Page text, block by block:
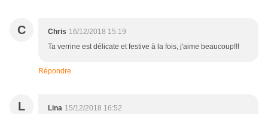
C Chris 16/12/2018 15:19
Ta verrine est délicate et festive à la fois, j'aime beaucoup!!!
Répondre
L Lina 15/12/2018 16:52